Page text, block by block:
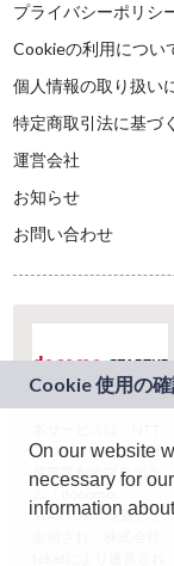
プライバシーポリシ
Cookieの利用につい
個人情報の取り扱い
特定商取引法に基づ
運営会社
お知らせ
お問い合わせ
ドコモグループの新
規事業創出プログラ
ム「docomo
STARTUP」を通じて
On our website
necessary for
information